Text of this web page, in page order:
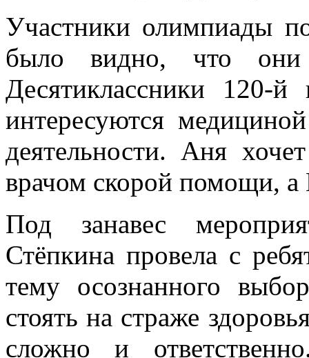
Участники олимпиады
было видно, что они
Десятиклассники 120-
интересуются
деятельности. Аня
врачом скорой помощи, а
Под занавес
Стёпкина провела с
тему осознанного
стоять на страже
сложно и